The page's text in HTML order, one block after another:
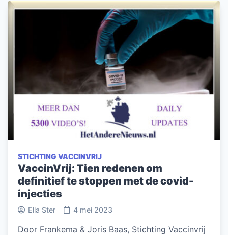
STICHTING VACCINVRIJ
VaccinVrij: Tien redenen om
definitief te stoppen met de covid-
injecties
Ella Ster 4 mei 2023
Door Frankema & Joris Baas, Stichting Vaccinvrij